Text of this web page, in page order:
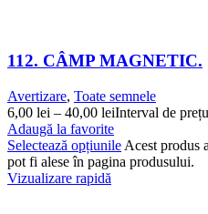
112. CÂMP MAGNETIC.
Avertizare, Toate semnele
6,00 lei – 40,00 leiInterval de
Adaugă la favorite
Selectează opțiunile Acest produs
pot fi alese în pagina produsului.
Vizualizare rapidă